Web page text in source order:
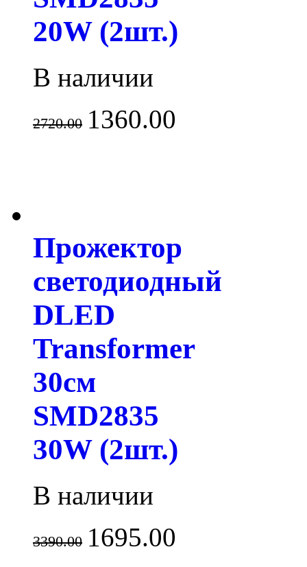
20W (2шт.)
В наличии
2720.00 1360.00
Прожектор
светодиодный
DLED
Transformer
30см
SMD2835
30W (2шт.)
В наличии
3390.00 1695.00